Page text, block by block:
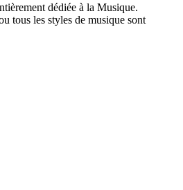
dédiée à la Musique.
tous les styles de musique sont